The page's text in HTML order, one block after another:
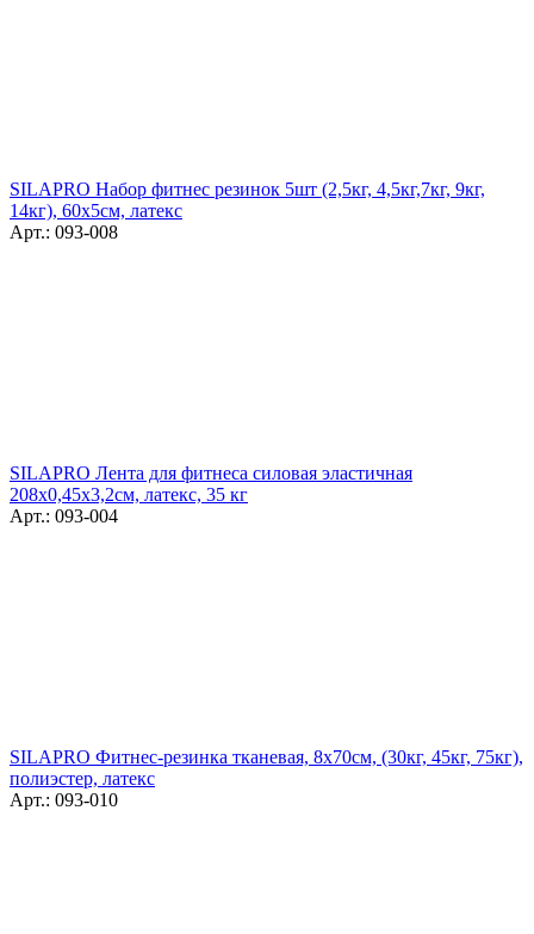
SILAPRO Набор фитнес резинок 5шт (2,5кг, 4,5кг,7кг, 9кг,
14кг), 60х5см, латекс
Арт.: 093-008
SILAPRO Лента для фитнеса силовая эластичная
208х0,45х3,2см, латекс, 35 кг
Арт.: 093-004
SILAPRO Фитнес-резинка тканевая, 8x70см, (30кг, 45кг, 75кг),
полиэстер, латекс
Арт.: 093-010